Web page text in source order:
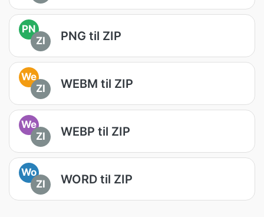
PN
ZI
PNG til ZIP
We
ZI
WEBM til ZIP
We
ZI
WEBP til ZIP
Wo
ZI
WORD til ZIP